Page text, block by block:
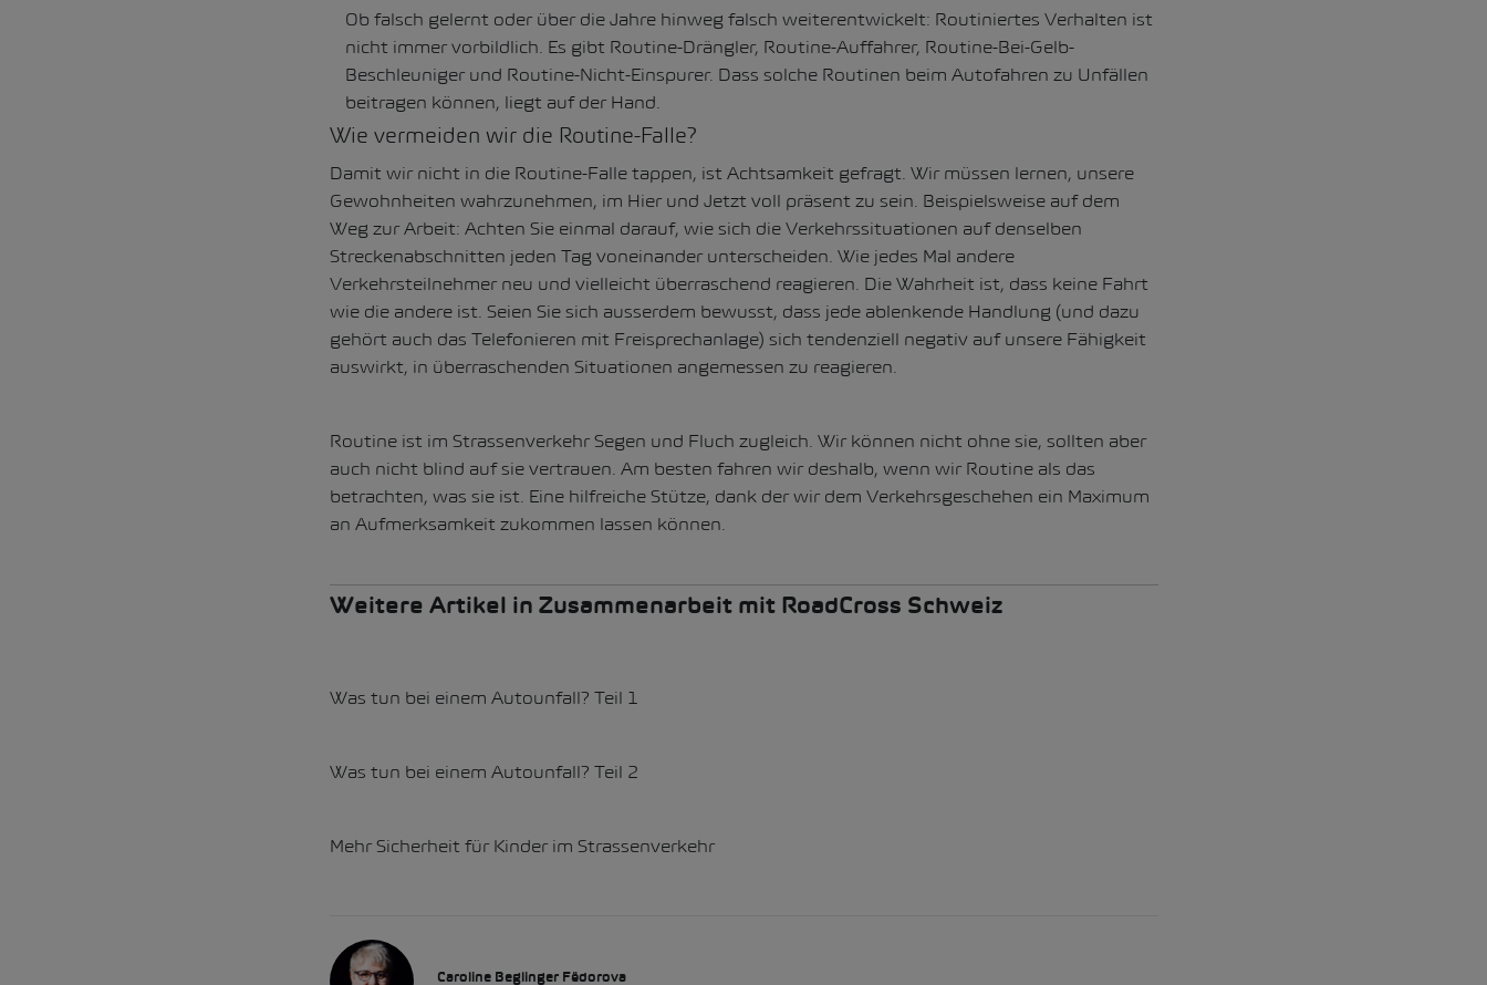
Ob falsch gelernt oder über die Jahre hinweg falsch weiterentwickelt: Routiniertes Verhalten ist
nicht immer vorbildlich. Es gibt Routine-Drängler, Routine-Auffahrer, Routine-Bei-Gelb-
Beschleuniger und Routine-Nicht-Einspurer. Dass solche Routinen beim Autofahren zu Unfällen
beitragen können, liegt auf der Hand.
Wie vermeiden wir die Routine-Falle?
Damit wir nicht in die Routine-Falle tappen, ist Achtsamkeit gefragt. Wir müssen lernen, unsere
Gewohnheiten wahrzunehmen, im Hier und Jetzt voll präsent zu sein. Beispielsweise auf dem
Weg zur Arbeit: Achten Sie einmal darauf, wie sich die Verkehrssituationen auf denselben
Streckenabschnitten jeden Tag voneinander unterscheiden. Wie jedes Mal andere
Verkehrsteilnehmer neu und vielleicht überraschend reagieren. Die Wahrheit ist, dass keine Fahrt
wie die andere ist. Seien Sie sich ausserdem bewusst, dass jede ablenkende Handlung (und dazu
gehört auch das Telefonieren mit Freisprechanlage) sich tendenziell negativ auf unsere Fähigkeit
auswirkt, in überraschenden Situationen angemessen zu reagieren.
Routine ist im Strassenverkehr Segen und Fluch zugleich. Wir können nicht ohne sie, sollten aber
auch nicht blind auf sie vertrauen. Am besten fahren wir deshalb, wenn wir Routine als das
betrachten, was sie ist. Eine hilfreiche Stütze, dank der wir dem Verkehrsgeschehen ein Maximum
an Aufmerksamkeit zukommen lassen können.
Weitere Artikel in Zusammenarbeit mit RoadCross Schweiz
Was tun bei einem Autounfall? Teil 1
Was tun bei einem Autounfall? Teil 2
Mehr Sicherheit für Kinder im Strassenverkehr
Caroline Beglinger Fëdorova